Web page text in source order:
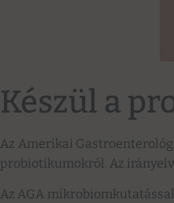
Készül a
Az Amerikai
probiotikumokról. Az
Az AGA